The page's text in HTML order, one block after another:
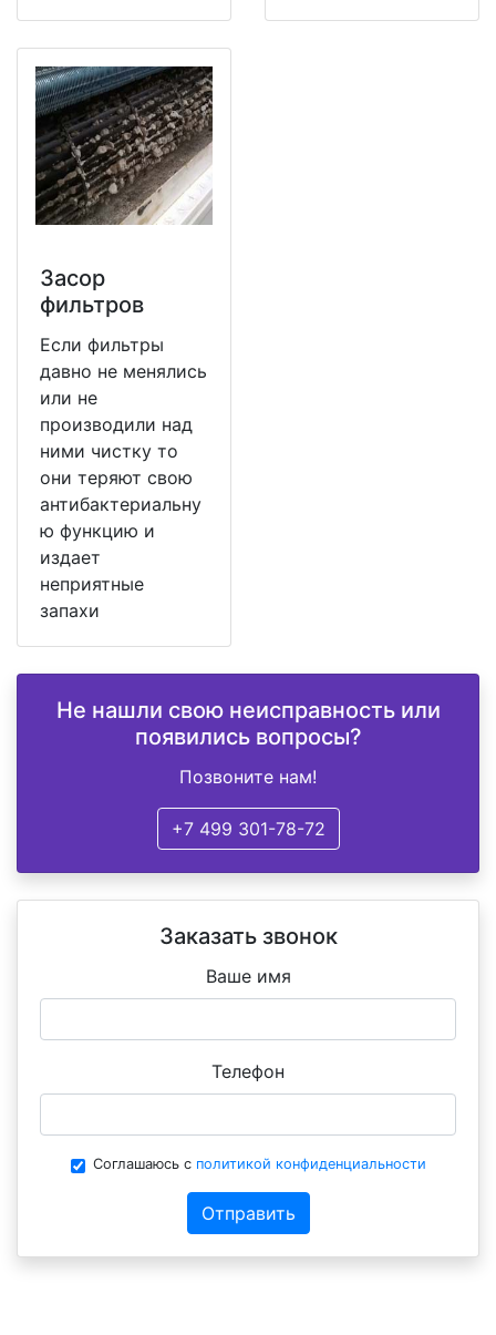
Засор
фильтров
Если фильтры
давно не менялись
или не
производили над
ними чистку то
они теряют свою
антибактериальну
ю функцию и
издает
неприятные
запахи
Не нашли свою неисправность или
появились вопросы?
Позвоните нам!
+7 499 301-78-72
Заказать звонок
Ваше имя
Телефон
Соглашаюсь с политикой конфиденциальности
Отправить